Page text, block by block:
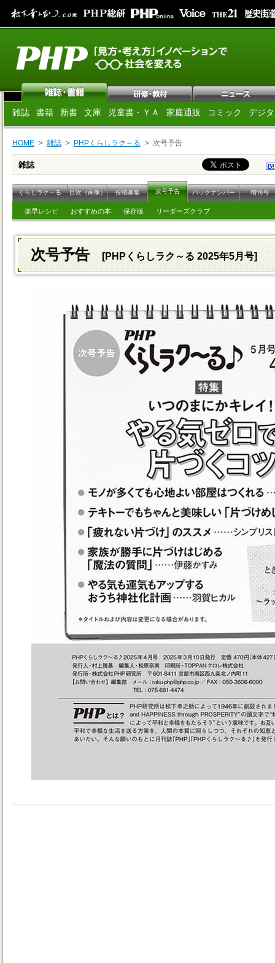
雑誌 書籍 新書 文庫 児童書・ＹＡ 家庭通販 コミック デジ
HOME 雑誌 PHPくらしラク～る 次号予告
雑誌
くらしラク～る 目次（画像） 投稿募集 次号予告 バックナンバー 増刊号
楽早レシピ おすすめの本 保存版 リーダーズクラブ
次号予告 [PHPくらしラク～る 2025年5月号]